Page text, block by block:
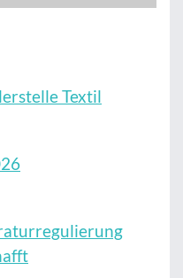
Textil